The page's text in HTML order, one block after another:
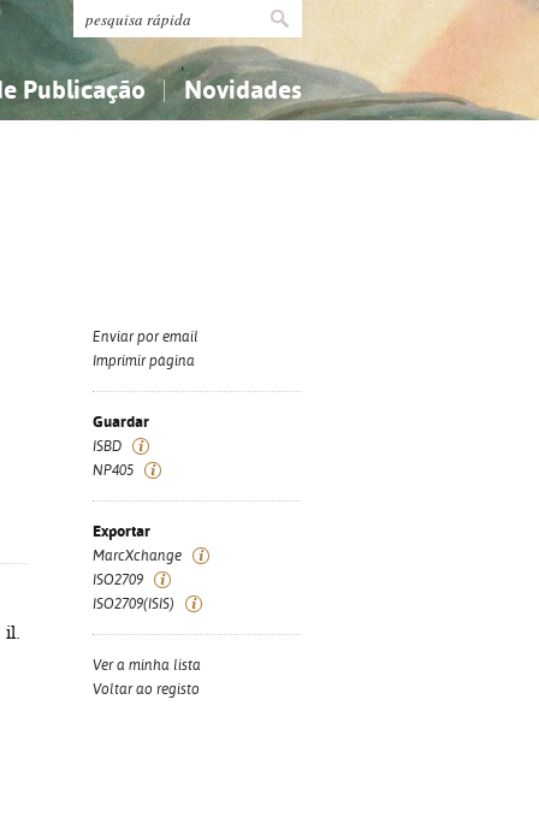
Publicação Novidades
Enviar por email
Imprimir página
Guardar
ISBD
NP405
Exportar
MarcXchange
ISO2709
ISO2709(ISIS)
Ver a minha lista
Voltar ao registo